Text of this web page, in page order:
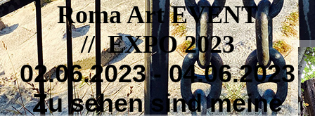
Roma Art EVENT
// EXPO 2023
02.06.2023 - 04.06.2023
Zu sehen sind meine